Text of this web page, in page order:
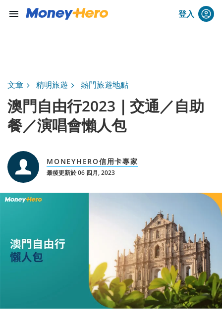
menu 登入
文章 精明旅遊 熱門旅遊地點
澳門自由行2023｜交通／自助
餐／演唱會懶人包
MONEYHERO信用卡專家
最後更新於 06 四月, 2023